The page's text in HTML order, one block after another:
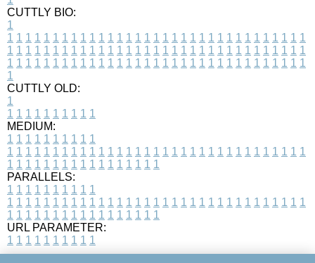
CUTTLY BIO:
1
1 1 1 1 1 1 1 1 1 1 1 1 1 1 1 1 1 1 1 1 1 1 1 1 1 1 1 1 1 1 1 1 1
1 1 1 1 1 1 1 1 1 1 1 1 1 1 1 1 1 1 1 1 1 1 1 1 1 1 1 1 1 1 1 1 1
1 1 1 1 1 1 1 1 1 1 1 1 1 1 1 1 1 1 1 1 1 1 1 1 1 1 1 1 1 1 1 1 1
1
CUTTLY OLD:
1
1 1 1 1 1 1 1 1 1 1
MEDIUM:
1 1 1 1 1 1 1 1 1 1
1 1 1 1 1 1 1 1 1 1 1 1 1 1 1 1 1 1 1 1 1 1 1 1 1 1 1 1 1 1 1 1 1
1 1 1 1 1 1 1 1 1 1 1 1 1 1 1 1 1
PARALLELS:
1 1 1 1 1 1 1 1 1 1
1 1 1 1 1 1 1 1 1 1 1 1 1 1 1 1 1 1 1 1 1 1 1 1 1 1 1 1 1 1 1 1 1
1 1 1 1 1 1 1 1 1 1 1 1 1 1 1 1 1
URL PARAMETER:
1 1 1 1 1 1 1 1 1 1